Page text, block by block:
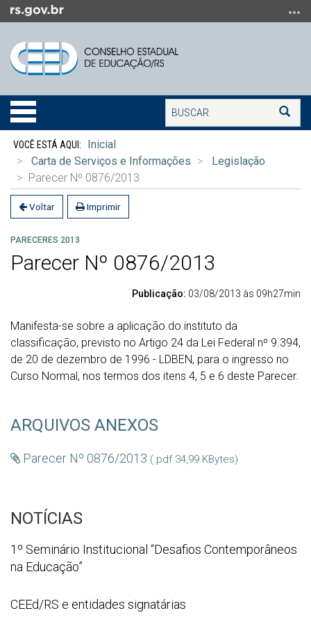
para
conteúdo
menu
para
busca
Alterna
a
navegação
Buscar
Início
conteúdo
Inicial
Carta de Serviços e Informações
Legislação
Parecer Nº 0876/2013
Voltar Imprimir
PARECERES 2013
Parecer Nº 0876/2013
Publicação: 03/08/2013 às 09h27min
Manifesta-se sobre a aplicação do instituto da
classificação, previsto no Artigo 24 da Lei Federal nº 9.394,
de 20 de dezembro de 1996 - LDBEN, para o ingresso no
Curso Normal, nos termos dos itens 4, 5 e 6 deste Parecer.
ARQUIVOS ANEXOS
Parecer Nº 0876/2013 (.pdf 34,99 KBytes)
NOTÍCIAS
1º
Seminário
“Desafios
Contemporâneos
1º Seminário Institucional “Desafios Contemporâneos
na Educação”
WhatsApp
CEEd/RS e entidades signatárias